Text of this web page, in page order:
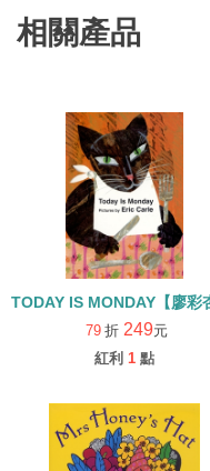
相關產品
TODAY IS MONDAY【廖彩
79 折 249元
紅利 1 點